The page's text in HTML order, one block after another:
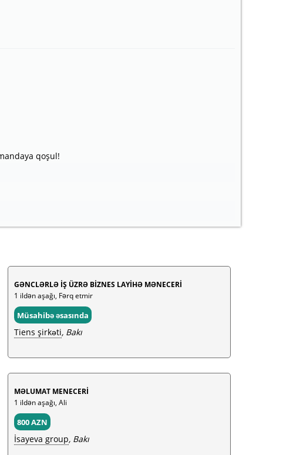
qoşul!
GƏNCLƏRLƏ İŞ ÜZRƏ BİZNES LAYİHƏ MƏNECERİ
1 ildən aşağı, Fərq etmir
Müsahibə əsasında
Tiens şirkəti, Bakı
MƏLUMAT MENECERİ
1 ildən aşağı, Ali
800 AZN
İsayeva group, Bakı